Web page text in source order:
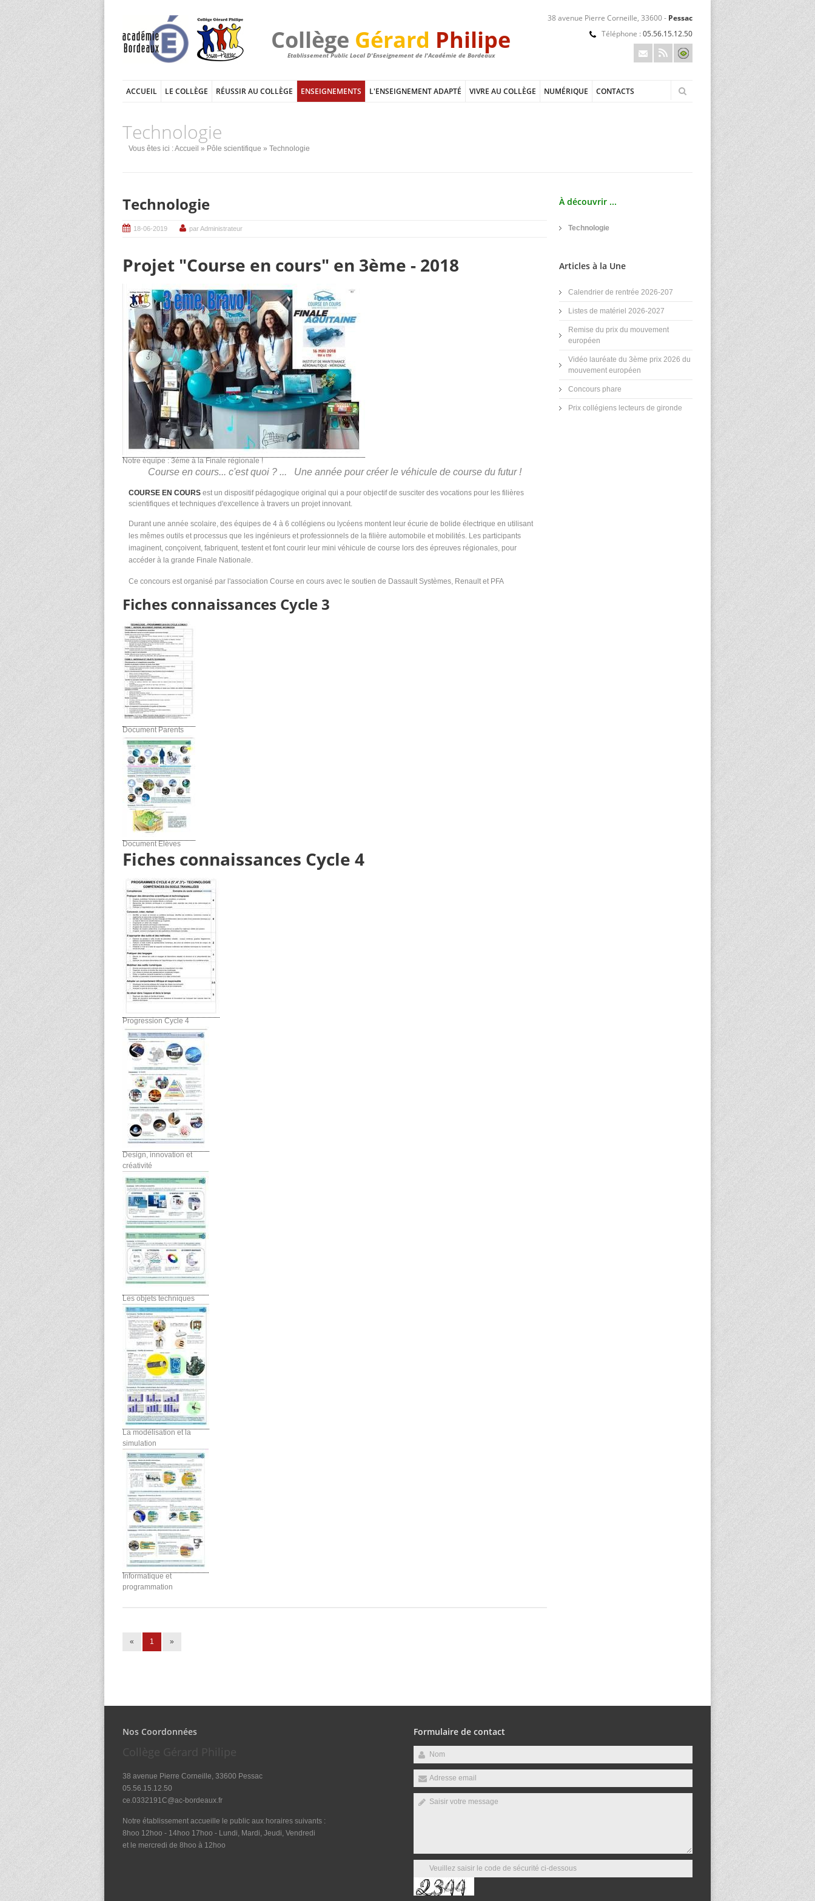
Collège Gérard Philipe
Etablissement Public Local D'Enseignement de l'Académie de Bordeaux
38 avenue Pierre Corneille, 33600 - Pessac
Téléphone : 05.56.15.12.50
ACCUEIL LE COLLÈGE RÉUSSIR AU COLLÈGE ENSEIGNEMENTS L'ENSEIGNEMENT ADAPTÉ VIVRE AU COLLÈGE NUMÉRIQUE CONTACTS
Technologie
Vous êtes ici :Accueil » Pôle scientifique » Technologie
Technologie
18-06-2019 par Administrateur
Projet "Course en cours" en 3ème - 2018
Notre équipe : 3ème à la Finale régionale !
Course en cours... c'est quoi ? ... Une année pour créer le véhicule de course du futur !
COURSE EN COURS est un dispositif pédagogique original qui a pour objectif de susciter des vocations pour les filières
scientifiques et techniques d'excellence à travers un projet innovant.
Durant une année scolaire, des équipes de 4 à 6 collégiens ou lycéens montent leur écurie de bolide électrique en utilisant
les mêmes outils et processus que les ingénieurs et professionnels de la filière automobile et mobilités. Les participants
imaginent, conçoivent, fabriquent, testent et font courir leur mini véhicule de course lors des épreuves régionales, pour
accéder à la grande Finale Nationale.
Ce concours est organisé par l'association Course en cours avec le soutien de Dassault Systèmes, Renault et PFA
Fiches connaissances Cycle 3
Document Parents
Document Elèves
Fiches connaissances Cycle 4
Progression Cycle 4
Design, innovation et
créativité
Les objets techniques
La modélisation et la
simulation
Informatique et
programmation
« 1 »
À découvrir ...
Technologie
Articles à la Une
Calendrier de rentrée 2026-207
Listes de matériel 2026-2027
Remise du prix du mouvement
européen
Vidéo lauréate du 3ème prix 2026 du
mouvement européen
Concours phare
Prix collégiens lecteurs de gironde
Nos Coordonnées
Collège Gérard Philipe
38 avenue Pierre Corneille, 33600 Pessac
05.56.15.12.50
ce.0332191C@ac-bordeaux.fr
Notre établissement accueille le public aux horaires suivants :
8hoo 12hoo - 14hoo 17hoo - Lundi, Mardi, Jeudi, Vendredi
et le mercredi de 8hoo à 12hoo
Formulaire de contact